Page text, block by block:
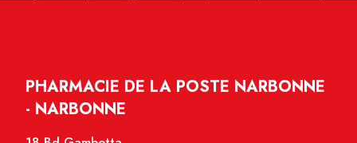
PHARMACIE DE LA POSTE NARBONNE
- NARBONNE